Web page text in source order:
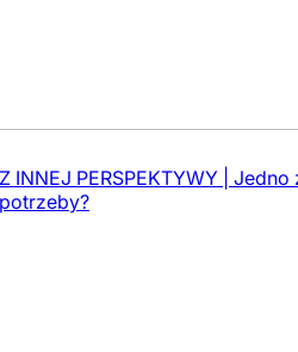
Z INNEJ PERSPEKTYWY |
potrzeby?